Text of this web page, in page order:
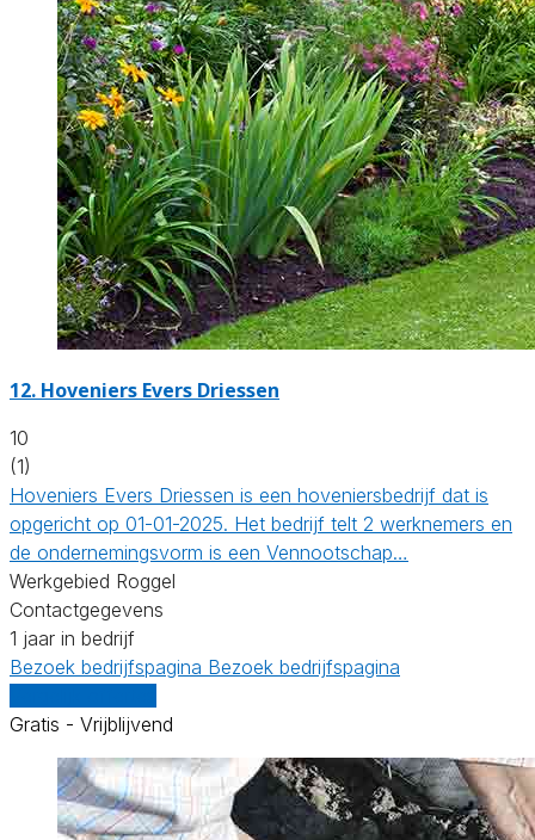
12. Hoveniers Evers Driessen
10
(1)
Hoveniers Evers Driessen is een hoveniersbedrijf dat is
opgericht op 01-01-2025. Het bedrijf telt 2 werknemers en
de ondernemingsvorm is een Vennootschap…
Werkgebied Roggel
Contactgegevens
1 jaar in bedrijf
Bezoek bedrijfspagina Bezoek bedrijfspagina
Gratis - Vrijblijvend